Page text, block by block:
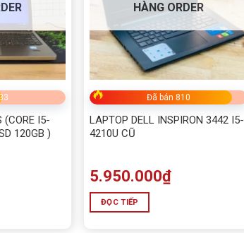
(CORE I5-
120GB )
HÀNG ORDER
Đã bán 810
LAPTOP DELL INSPIRON 3442 I5-
4210U CŨ
5.950.000₫
ĐỌC TIẾP